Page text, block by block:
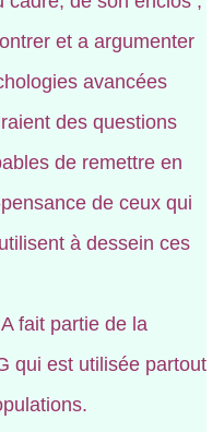
et a argumenter
avancées
des questions
de remettre en
de ceux qui
à dessein ces
fait partie de la
qui est utilisée partout